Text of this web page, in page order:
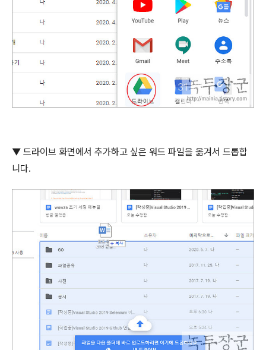
▼ 드라이브 화면에서 추가하고 싶은 워드 파일을 옮겨서 드롭합
니다.